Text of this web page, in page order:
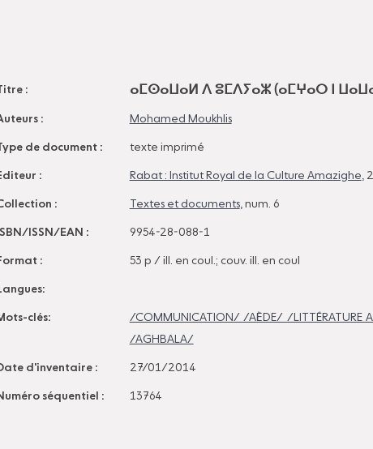
: ⴰⵎⵙⴰⵡⴰⵍ ⴷ ⵓⵎⴷⵢⴰⵣ (ⴰⵎⵖⴰⵔ ⵏ
: Mohamed Moukhlis
de document : texte imprimé
: Rabat : Institut Royal de la Culture Amazighe,
: Textes et documents, num. 6
ISBN/ISSN/EAN : 9954-28-088-1
: 53 p / ill. en coul.; couv. ill. en coul
clés:
/COMMUNICATION/ /AÈDE/ /LITTÉRATURE
/AGHBALA/
d'inventaire : 27/01/2014
séquentiel : 13764